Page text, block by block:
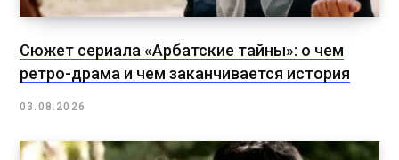
Сюжет сериала «Арбатские тайны»: о чем
ретро-драма и чем заканчивается история
03.08.2026